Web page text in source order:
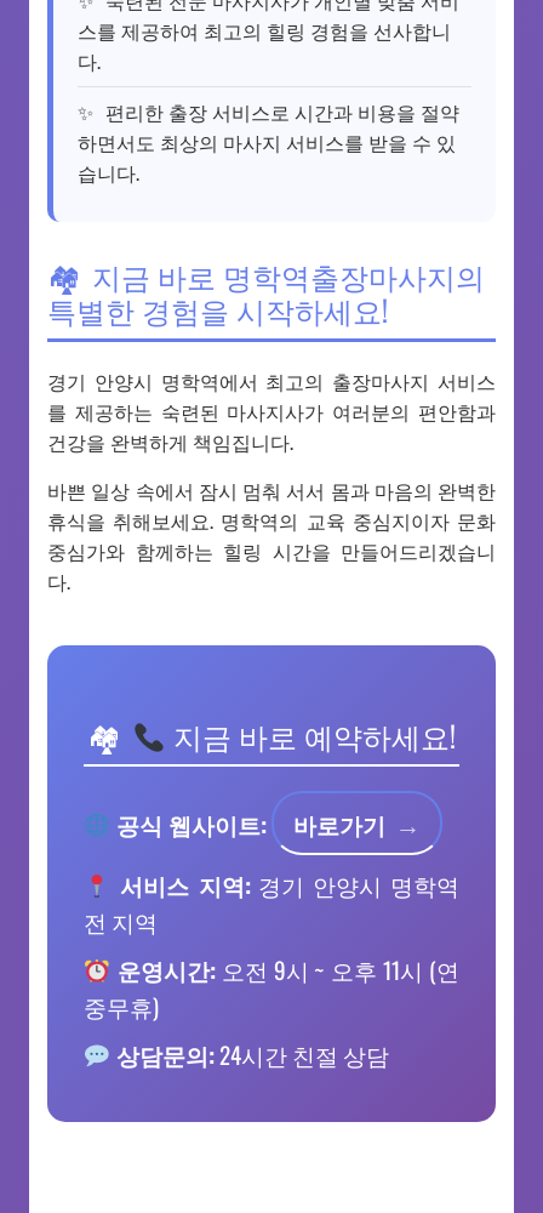
스를 제공하여 최고의 힐링 경험을 선사합니
다.
편리한 출장 서비스로 시간과 비용을 절약
하면서도 최상의 마사지 서비스를 받을 수 있
습니다.
지금 바로 명학역출장마사지의
특별한 경험을 시작하세요!
경기 안양시 명학역에서 최고의 출장마사지 서비스
를 제공하는 숙련된 마사지사가 여러분의 편안함과
건강을 완벽하게 책임집니다.
바쁜 일상 속에서 잠시 멈춰 서서 몸과 마음의 완벽한
휴식을 취해보세요. 명학역의 교육 중심지이자 문화
중심가와 함께하는 힐링 시간을 만들어드리겠습니
다.
지금 바로 예약하세요!
공식 웹사이트:
바로가기
서비스 지역:경기 안양시 명학역
전 지역
운영시간:오전 9시 ~ 오후 11시 (연
중무휴)
상담문의:24시간 친절 상담